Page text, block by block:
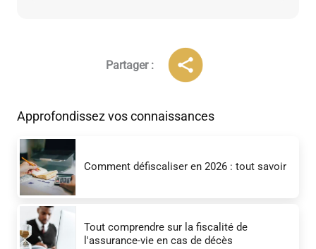
Partager :
Approfondissez vos connaissances
Comment défiscaliser en 2026 : tout savoir
Tout comprendre sur la fiscalité de
l'assurance-vie en cas de décès